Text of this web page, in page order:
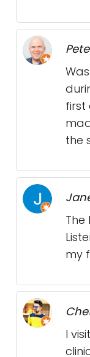
first
the
my
I